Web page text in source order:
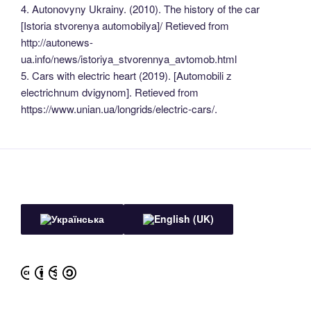
4. Autonovyny Ukrainy. (2010). The history of the car
[Istoria stvorenya automobilya]/ Retieved from
http://autonews-
ua.info/news/istoriya_stvorennya_avtomob.html
5. Cars with electric heart (2019). [Automobili z
electrichnum dvigynom]. Retieved from
https://www.unian.ua/longrids/electric-cars/.